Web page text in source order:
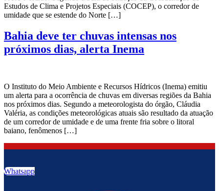
Estudos de Clima e Projetos Especiais (COCEP), o corredor de
umidade que se estende do Norte […]
Bahia deve ter chuvas intensas nos
próximos dias, alerta Inema
O Instituto do Meio Ambiente e Recursos Hídricos (Inema) emitiu
um alerta para a ocorrência de chuvas em diversas regiões da Bahia
nos próximos dias. Segundo a meteorologista do órgão, Cláudia
Valéria, as condições meteorológicas atuais são resultado da atuação
de um corredor de umidade e de uma frente fria sobre o litoral
baiano, fenômenos […]
Whatsapp